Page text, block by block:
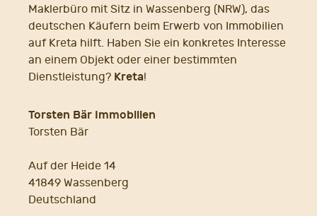
Maklerbüro mit Sitz in Wassenberg (NRW), das
deutschen Käufern beim Erwerb von Immobilien
auf Kreta hilft. Haben Sie ein konkretes Interesse
an einem Objekt oder einer bestimmten
Dienstleistung? Kreta!
Torsten Bär Immobilien
Torsten Bär
Auf der Heide 14
41849 Wassenberg
Deutschland